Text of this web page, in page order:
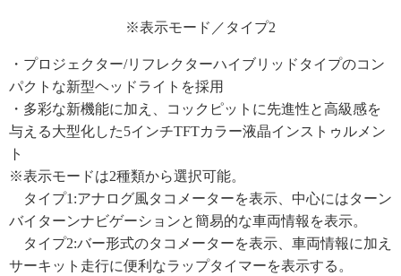
※表示モード／タイプ2
・プロジェクター/リフレクターハイブリッドタイプのコン
パクトな新型ヘッドライトを採用
・多彩な新機能に加え、コックピットに先進性と高級感を
与える大型化した5インチTFTカラー液晶インストゥルメン
ト
※表示モードは2種類から選択可能。
タイプ1:アナログ風タコメーターを表示、中心にはターン
バイターンナビゲーションと簡易的な車両情報を表示。
タイプ2:バー形式のタコメーターを表示、車両情報に加え
サーキット走行に便利なラップタイマーを表示する。